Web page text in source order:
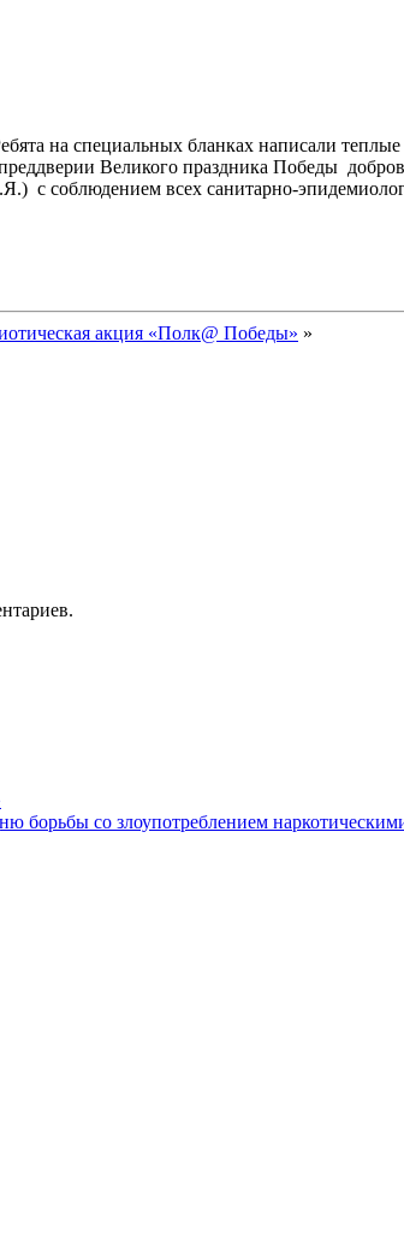
на специальных бланках написали
Великого праздника Победы
с соблюдением всех санитарно-
акция «Полк@ Победы» »
борьбы со злоупотреблением